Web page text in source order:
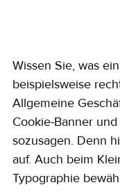
Wissen Sie, was
beispielsweise
Allgemeine
Cookie-Banner
sozusagen. Denn
auf. Auch beim
Typographie